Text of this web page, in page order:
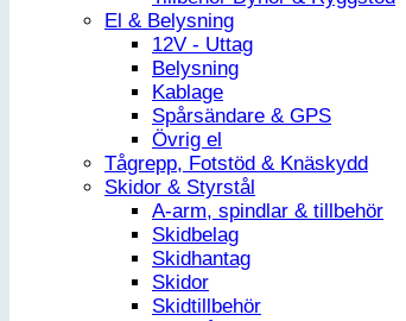
El & Belysning
12V - Uttag
Belysning
Kablage
Spårsändare & GPS
Övrig el
Tågrepp, Fotstöd & Knäskydd
Skidor & Styrstål
A-arm, spindlar & tillbehör
Skidbelag
Skidhantag
Skidor
Skidtillbehör